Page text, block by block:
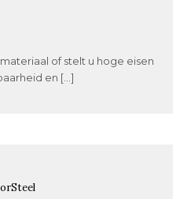
of stelt u hoge eisen
en […]